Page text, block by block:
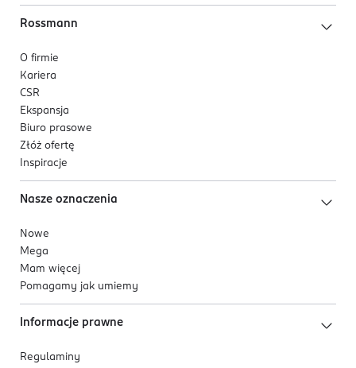
Rossmann
O firmie
Kariera
CSR
Ekspansja
Biuro prasowe
Złóż ofertę
Inspiracje
Nasze oznaczenia
Nowe
Mega
Mam więcej
Pomagamy jak umiemy
Informacje prawne
Regulaminy